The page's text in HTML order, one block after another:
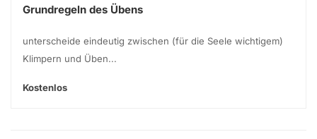
Grundregeln des Übens
unterscheide eindeutig zwischen (für die Seele wichtigem)
Klimpern und Üben...
Kostenlos